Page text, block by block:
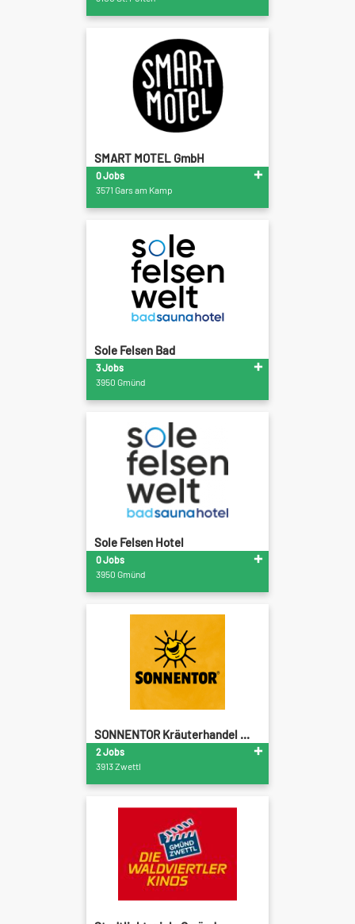
SMART MOTEL GmbH
0 Jobs
3571 Gars am Kamp
Sole Felsen Bad
3 Jobs
3950 Gmünd
Sole Felsen Hotel
0 Jobs
3950 Gmünd
SONNENTOR Kräuterhandel ...
2 Jobs
3913 Zwettl